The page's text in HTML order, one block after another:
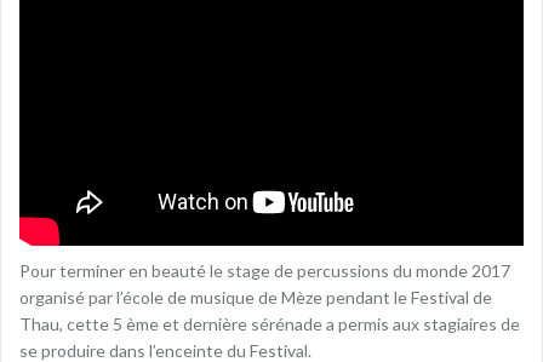
Pour terminer en beauté le stage de percussions du monde 2017
organisé par l’école de musique de Mèze pendant le Festival de
Thau, cette 5 ème et dernière sérénade a permis aux stagiaires de
se produire dans l’enceinte du Festival.